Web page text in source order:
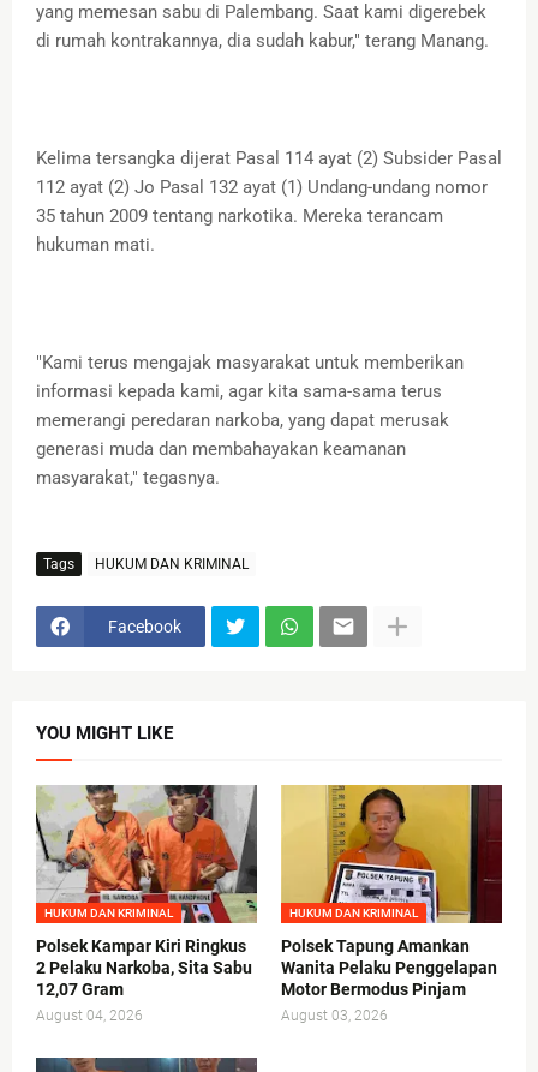
yang memesan sabu di Palembang. Saat kami digerebek
di rumah kontrakannya, dia sudah kabur," terang Manang.
Kelima tersangka dijerat Pasal 114 ayat (2) Subsider Pasal
112 ayat (2) Jo Pasal 132 ayat (1) Undang-undang nomor
35 tahun 2009 tentang narkotika. Mereka terancam
hukuman mati.
"Kami terus mengajak masyarakat untuk memberikan
informasi kepada kami, agar kita sama-sama terus
memerangi peredaran narkoba, yang dapat merusak
generasi muda dan membahayakan keamanan
masyarakat," tegasnya.
Tags HUKUM DAN KRIMINAL
Facebook
YOU MIGHT LIKE
HUKUM DAN KRIMINAL
Polsek Kampar Kiri Ringkus
2 Pelaku Narkoba, Sita Sabu
12,07 Gram
August 04, 2026
HUKUM DAN KRIMINAL
Polsek Tapung Amankan
Wanita Pelaku Penggelapan
Motor Bermodus Pinjam
August 03, 2026